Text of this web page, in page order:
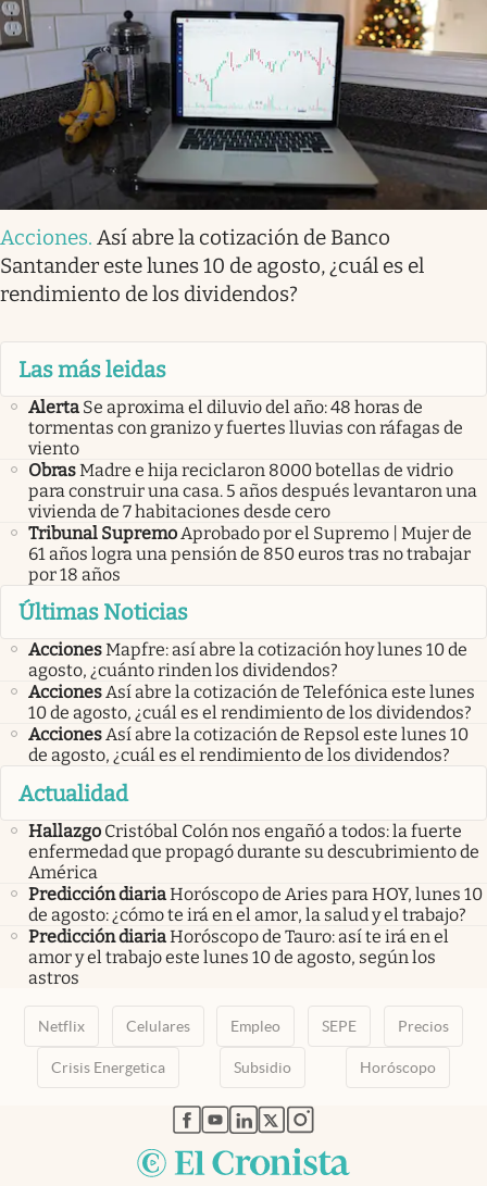
Acciones. Así abre la cotización de Banco
Santander este lunes 10 de agosto, ¿cuál es el
rendimiento de los dividendos?
Las más leidas
Alerta Se aproxima el diluvio del año: 48 horas de
tormentas con granizo y fuertes lluvias con ráfagas de
viento
ObrasMadre e hija reciclaron 8000 botellas de vidrio
para construir una casa. 5 años después levantaron una
vivienda de 7 habitaciones desde cero
Tribunal SupremoAprobado por el Supremo | Mujer de
61 años logra una pensión de 850 euros tras no trabajar
por 18 años
Últimas Noticias
AccionesMapfre: así abre la cotización hoy lunes 10 de
agosto, ¿cuánto rinden los dividendos?
AccionesAsí abre la cotización de Telefónica este lunes
10 de agosto, ¿cuál es el rendimiento de los dividendos?
AccionesAsí abre la cotización de Repsol este lunes 10
de agosto, ¿cuál es el rendimiento de los dividendos?
Actualidad
Hallazgo Cristóbal Colón nos engañó a todos: la fuerte
enfermedad que propagó durante su descubrimiento de
América
Predicción diariaHoróscopo de Aries para HOY, lunes 10
de agosto: ¿cómo te irá en el amor, la salud y el trabajo?
Predicción diariaHoróscopo de Tauro: así te irá en el
amor y el trabajo este lunes 10 de agosto, según los
astros
Netflix Celulares Empleo SEPE Precios
Crisis Energetica Subsidio Horóscopo
abre en nueva pestaña
abre en nueva pestaña
abre en nueva pestaña
abre en nueva pestaña
abre en nueva pestaña